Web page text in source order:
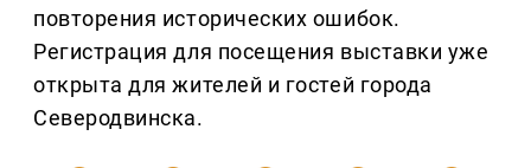
повторения исторических ошибок.
Регистрация для посещения выставки уже
открыта для жителей и гостей города
Северодвинска.